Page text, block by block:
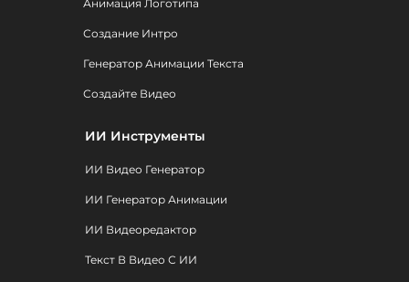
Анимация Логотипа
Создание Интро
Генератор Анимации Текста
Создайте Видео
ИИ Инструменты
ИИ Видео Генератор
ИИ Генератор Анимации
ИИ Видеоредактор
Текст В Видео С ИИ